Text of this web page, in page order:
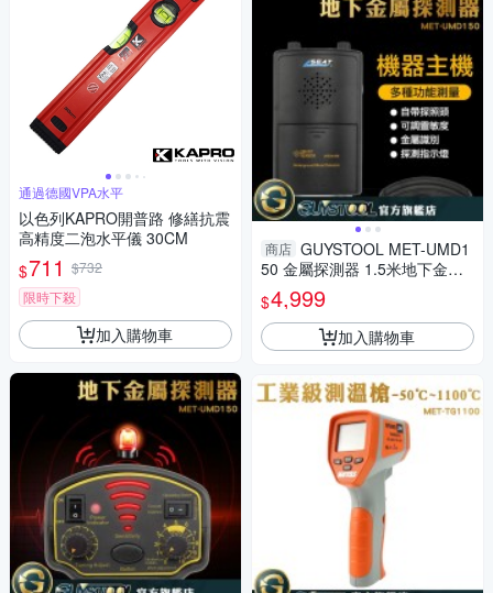
通過德國VPA水平
以色列KAPRO開普路 修繕抗震
高精度二泡水平儀 30CM
$711 $732
限時下殺
加入購物車
商店 GUYSTOOL MET-UMD1
50 金屬探測器 1.5米地下金屬
探測器 考古 尋寶探金 防水探盤
找金屬
$4,999
加入購物車